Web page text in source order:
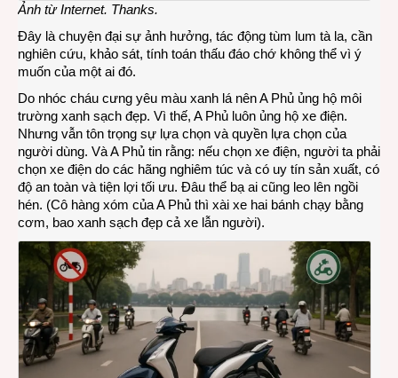
Ảnh từ Internet. Thanks.
Đây là chuyện đại sự ảnh hưởng, tác động tùm lum tà la, cần
nghiên cứu, khảo sát, tính toán thấu đáo chớ không thể vì ý
muốn của một ai đó.
Do nhóc cháu cưng yêu màu xanh lá nên A Phủ ủng hộ môi
trường xanh sạch đẹp. Vì thế, A Phủ luôn ủng hộ xe điện.
Nhưng vẫn tôn trọng sự lựa chọn và quyền lựa chọn của
người dùng. Và A Phủ tin rằng: nếu chọn xe điện, người ta phải
chọn xe điện do các hãng nghiêm túc và có uy tín sản xuất, có
độ an toàn và tiện lợi tối ưu. Đâu thể bạ ai cũng leo lên ngồi
hén. (Cô hàng xóm của A Phủ thì xài xe hai bánh chạy bằng
cơm, bao xanh sạch đẹp cả xe lẫn người).